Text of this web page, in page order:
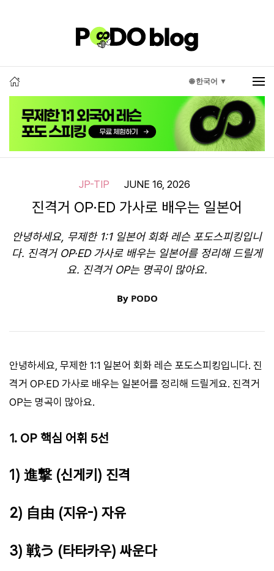
🌐 한국어 ▼
JP-TIP JUNE 16, 2026
진격거 OP·ED 가사로 배우는 일본어
안녕하세요, 무제한 1:1 일본어 회화 레슨 포도스피킹입니
다. 진격거 OP·ED 가사로 배우는 일본어를 정리해 드릴게
요. 진격거 OP는 명곡이 많아요.
By PODO
안녕하세요, 무제한 1:1 일본어 회화 레슨 포도스피킹입니다. 진
격거 OP·ED 가사로 배우는 일본어를 정리해 드릴게요. 진격거
OP는 명곡이 많아요.
1. OP 핵심 어휘 5선
1) 進撃 (신게키) 진격
2) 自由 (지유-) 자유
3) 戦う (타타카우) 싸운다